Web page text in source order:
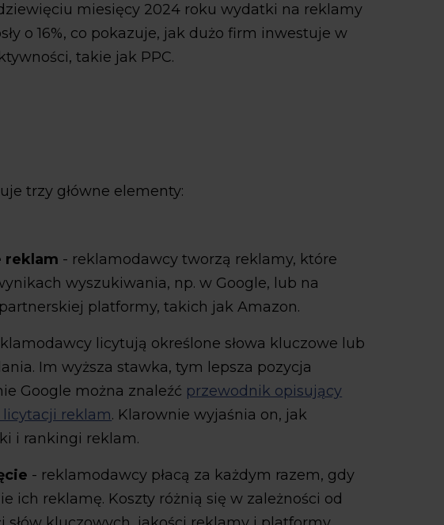
miesięcy 2024 roku wydatki na reklamy
o 16%, co pokazuje, jak dużo firm inwestuje w
takie jak PPC.
trzy główne elementy:
reklam - reklamodawcy tworzą reklamy, które
wyszukiwania, np. w Google, lub na
platformy, takich jak Amazon.
licytują określone słowa kluczowe lub
Im wyższa stawka, tym lepsza pozycja
Google można znaleźć przewodnik opisujący
licytacji reklam. Klarownie wyjaśnia on, jak
i rankingi reklam.
- reklamodawcy płacą za każdym razem, gdy
ich reklamę. Koszty różnią się w zależności od